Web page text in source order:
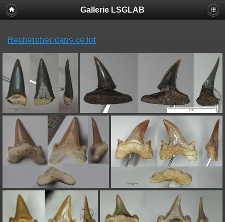
Gallerie LSGLAB
Rechercher dans ce lot